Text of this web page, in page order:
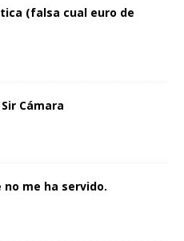
(falsa cual euro de
Cámara
no me ha servido.